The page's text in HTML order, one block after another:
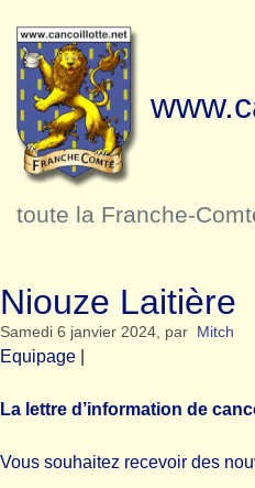
toute la Franche-
Niouze Laitière
Samedi 6 janvier 2024, par Mitch
Equipage
La lettre d’information de
Vous souhaitez recevoir des